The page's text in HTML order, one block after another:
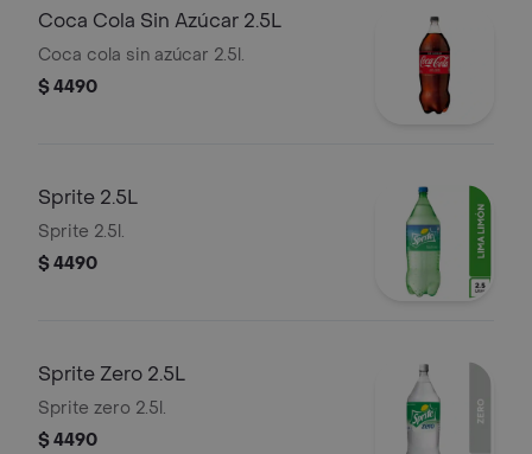
Coca Cola Sin Azúcar 2.5L
Coca cola sin azúcar 2.5l.
$ 4490
Sprite 2.5L
Sprite 2.5l.
$ 4490
Sprite Zero 2.5L
Sprite zero 2.5l.
$ 4490